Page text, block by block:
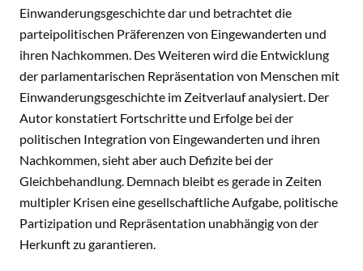
Einwanderungsgeschichte dar und betrachtet die
parteipolitischen Präferenzen von Eingewanderten und
ihren Nachkommen. Des Weiteren wird die Entwicklung
der parlamentarischen Repräsentation von Menschen mit
Einwanderungsgeschichte im Zeitverlauf analysiert. Der
Autor konstatiert Fortschritte und Erfolge bei der
politischen Integration von Eingewanderten und ihren
Nachkommen, sieht aber auch Defizite bei der
Gleichbehandlung. Demnach bleibt es gerade in Zeiten
multipler Krisen eine gesellschaftliche Aufgabe, politische
Partizipation und Repräsentation unabhängig von der
Herkunft zu garantieren.